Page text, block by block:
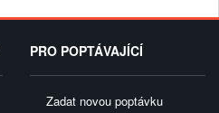
PRO POPTÁVAJÍCÍ
Zadat novou poptávku